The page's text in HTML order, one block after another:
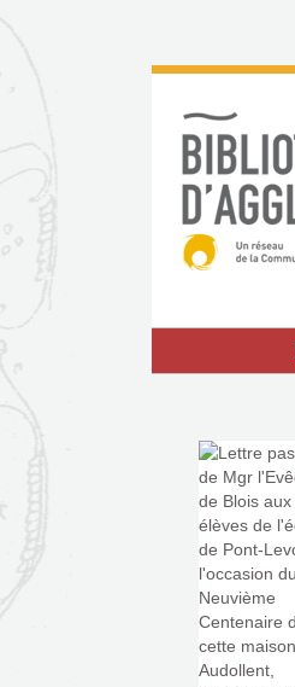
menu
contenu
la